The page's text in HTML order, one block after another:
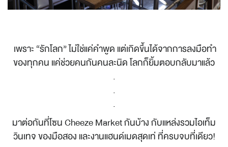
เพราะ “รักโลก” ไม่ใช่แค่คำพูด แต่เกิดขึ้นได้จากการลงมือทำ
ของทุกคน แค่ช่วยคนกันคนละนิด โลกก็ยิ้มตอบกลับมาแล้ว
.
.
.
มาต่อกันที่โซน Cheeze Market กันบ้าง กับแหล่งรวมไอเท็ม
วินเทจ ของมือสอง และงานแฮนด์เมดสุดเท่ ที่ครบจบที่เดียว!